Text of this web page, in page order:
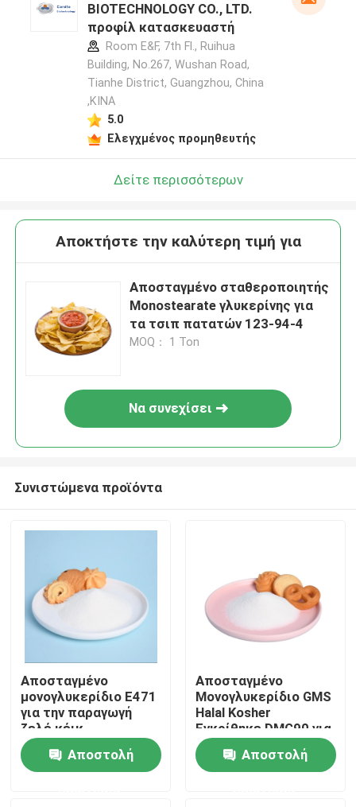
Σπίτι
Προϊόντα
BIOTECHNOLOGY CO., LTD.
προφίλ κατασκευαστή
Room E&F, 7th Fl., Ruihua
Building, No.267, Wushan Road,
Tianhe District, Guangzhou, China
,ΚΙΝΑ
5.0
Ελεγχμένος προμηθευτής
Δείτε περισσότερων
Αποκτήστε την καλύτερη τιμή για
Αποσταγμένο σταθεροποιητής
Monostearate γλυκερίνης για
τα τσιπ πατατών 123-94-4
MOQ： 1 Ton
Να συνεχίσει
Συνιστώμενα προϊόντα
Αποσταγμένο
μονογλυκερίδιο E471
για την παραγωγή
ζελέ κέικ
Αποστολή
Αποσταγμένο
Μονογλυκερίδιο GMS
Halal Kosher
Εγκρίθηκε DMG90 για
αρτοποιία
Αποστολή